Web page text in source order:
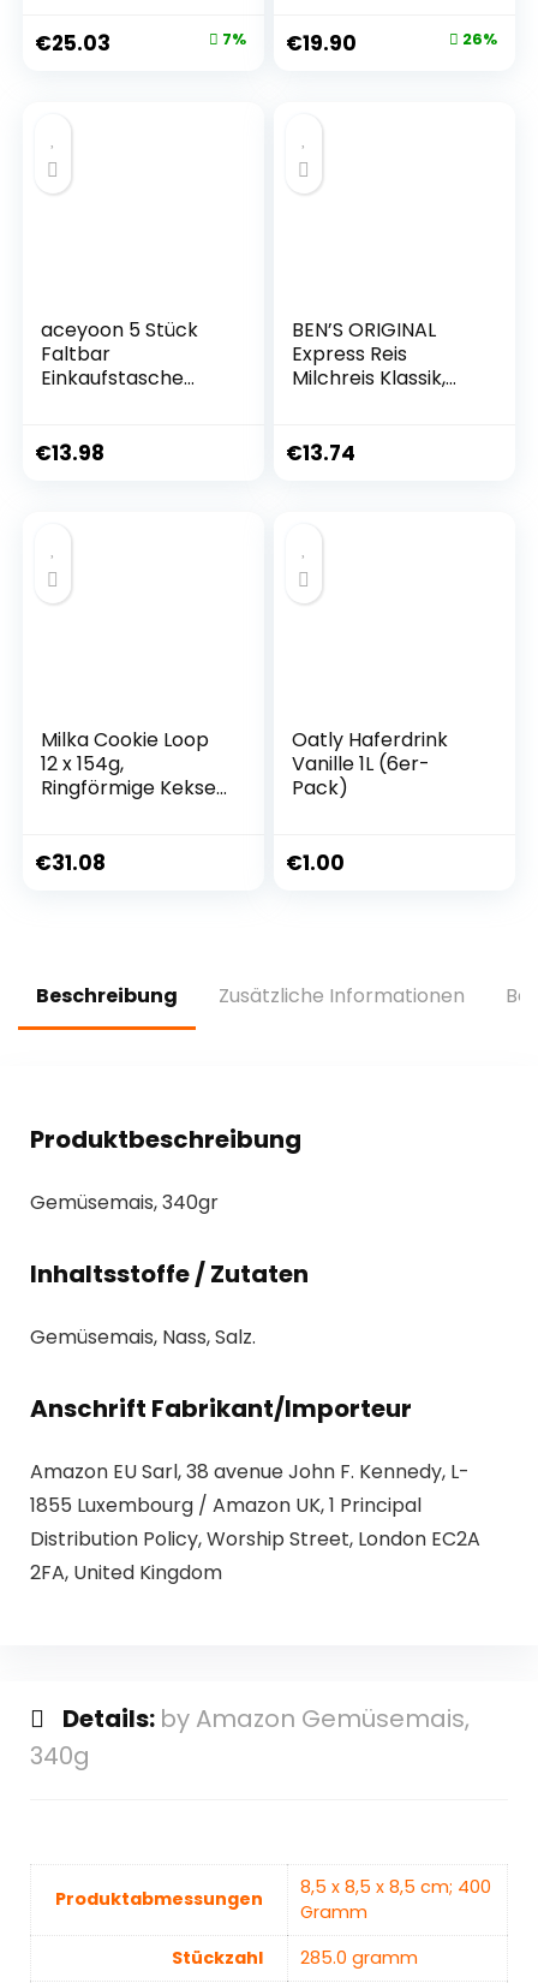
€25.03 7%
| Hochdosiert
Kollagenpulver mit
Himbeergeschmac
k | in Deutschland
hergestellt | Alpha
Foods
€19.90 26%
aceyoon 5 Stück
Faltbar
Einkaufstasche
Breitem Boden
Shopping Bags für
Einkauf/Urlaub/Pic
€13.98
BEN’S ORIGINAL
Express Reis
Milchreis Klassik,
Fertiggericht, 6
€13.74
Milka Cookie Loop
12 x 154g,
Ringförmige Kekse
hen
€31.08
Oatly Haferdrink
Vanille 1L (6er-
Pack)
€1.00
Beschreibung Zusätzliche Informationen
Produktbeschreibung
Gemüsemais, 340gr
Inhaltsstoffe / Zutaten
Gemüsemais, Nass, Salz.
Anschrift Fabrikant/Importeur
Amazon EU Sarl, 38 avenue John F. Kennedy, L-
1855 Luxembourg / Amazon UK, 1 Principal
Distribution Policy, Worship Street, London EC2A
2FA, United Kingdom
Details: by Amazon Gemüsemais,
340g
Produktabmessungen
‎8,5 x 8,5 x 8,5 cm; 400
Gramm
Stückzahl
‎285.0 gramm